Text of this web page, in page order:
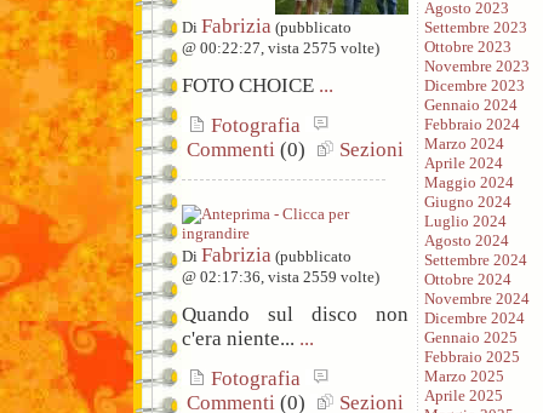
Di Fabrizia (pubblicato
@ 00:22:27, vista 2575 volte)
FOTO CHOICE ...
Fotografia
Commenti (0) Sezioni
Di Fabrizia (pubblicato
@ 02:17:36, vista 2559 volte)
Quando sul disco non
c'era niente... ...
Fotografia
Commenti (0) Sezioni
Agosto 2023
Settembre 2023
Ottobre 2023
Novembre 2023
Dicembre 2023
Gennaio 2024
Febbraio 2024
Marzo 2024
Aprile 2024
Maggio 2024
Giugno 2024
Luglio 2024
Agosto 2024
Settembre 2024
Ottobre 2024
Novembre 2024
Dicembre 2024
Gennaio 2025
Febbraio 2025
Marzo 2025
Aprile 2025